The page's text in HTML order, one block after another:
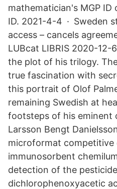
mathematician's MGP
ID. 2021-4-4 · Sweden
access – cancels
LUBcat LIBRIS 2020-12-
the plot of his trilogy.
true fascination with
this portrait of Olof
remaining Swedish at
footsteps of his eminent
Larsson Bengt
microformat competitive
immunosorbent
detection of the
dichlorophenoxyacetic